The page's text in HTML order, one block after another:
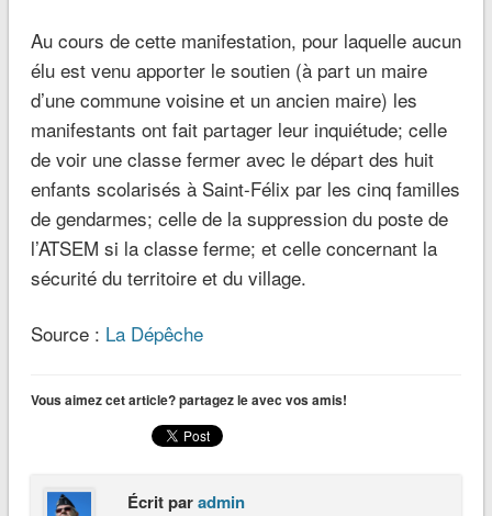
Au cours de cette manifestation, pour laquelle aucun
élu est venu apporter le soutien (à part un maire
d’une commune voisine et un ancien maire) les
manifestants ont fait partager leur inquiétude; celle
de voir une classe fermer avec le départ des huit
enfants scolarisés à Saint-Félix par les cinq familles
de gendarmes; celle de la suppression du poste de
l’ATSEM si la classe ferme; et celle concernant la
sécurité du territoire et du village.
Source : La Dépêche
Vous aimez cet article? partagez le avec vos amis!
Écrit paradmin